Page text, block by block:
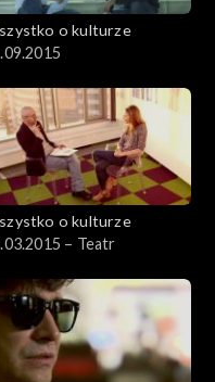
o kulturze
o kulturze
– Teatr